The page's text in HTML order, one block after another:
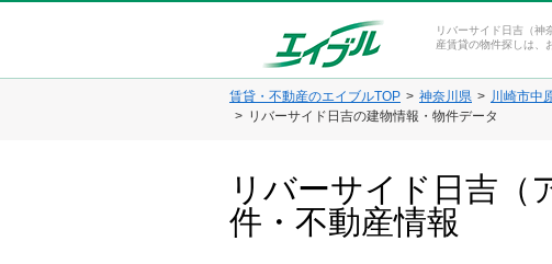
リバーサイド日吉（神
産賃貸の物件探しは、
賃貸・不動産のエイブルTOP 神奈川県
川崎市中
リバーサイド日吉の建物情報・物件データ
リバーサイド日吉（
件・不動産情報